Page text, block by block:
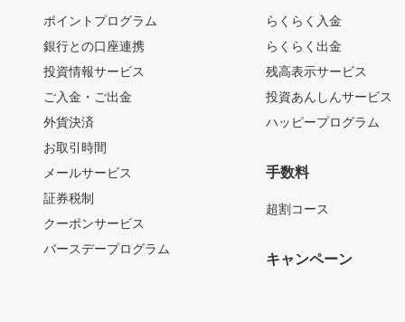
ポイントプログラム
銀行との口座連携
投資情報サービス
ご入金・ご出金
外貨決済
お取引時間
メールサービス
証券税制
クーポンサービス
バースデープログラム
らくらく入金
らくらく出金
残高表示サービス
投資あんしんサービス
ハッピープログラム
手数料
超割コース
キャンペーン